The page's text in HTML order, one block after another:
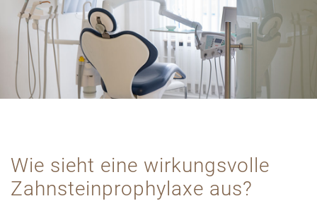
Wie sieht eine wirkungsvolle
Zahnsteinprophylaxe aus?